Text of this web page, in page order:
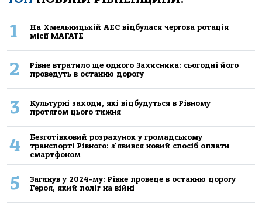
1
На Хмельницькій АЕС відбулася чергова ротація
місії МАГАТЕ
2
Рівне втратило ще одного Захисника: сьогодні його
проведуть в останню дорогу
3
Культурні заходи, які відбудуться в Рівному
протягом цього тижня
4
Безготівковий розрахунок у громадському
транспорті Рівного: з'явився новий спосіб оплати
смартфоном
5
Загинув у 2024-му: Рівне проведе в останню дорогу
Героя, який поліг на війні